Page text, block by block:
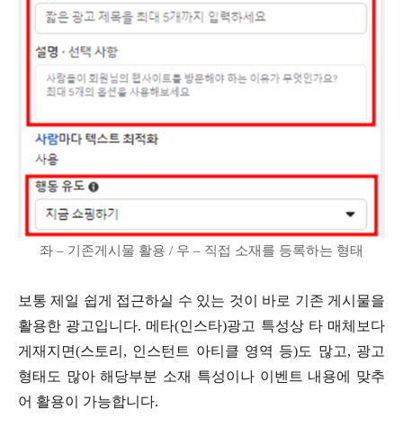
좌 – 기존게시물 활용 / 우 – 직접 소재를 등록하는 형태
보통 제일 쉽게 접근하실 수 있는 것이 바로 기존 게시물을
활용한 광고입니다. 메타(인스타)광고 특성상 타 매체보다
게재지면(스토리, 인스턴트 아티클 영역 등)도 많고, 광고
형태도 많아 해당부분 소재 특성이나 이벤트 내용에 맞추
어 활용이 가능합니다.